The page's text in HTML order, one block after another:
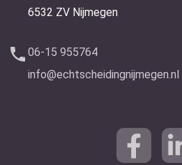
6532 ZV Nijmegen
06-15 955764
info@echtscheidingnijmegen.nl